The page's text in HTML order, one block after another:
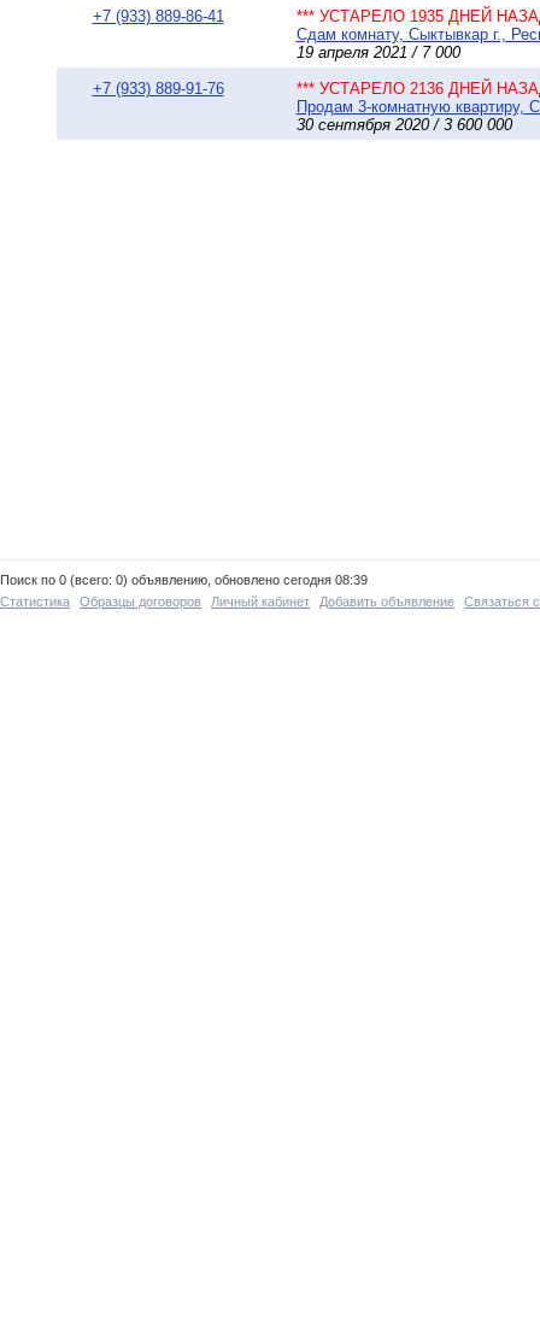
+7 (933) 889-86-41
*** УСТАРЕЛО 1935 ДНЕЙ
Сдам комнату, Сыктывкар г.,
19 апреля 2021 / 7 000
+7 (933) 889-91-76
*** УСТАРЕЛО 2136 ДНЕЙ
Продам 3-комнатную квартиру,
30 сентября 2020 / 3 600 000
Поиск по 0 (всего: 0) объявлению, обновлено сегодня 08:39
Статистика
Образцы договоров Личный кабинет Добавить объявление Связаться